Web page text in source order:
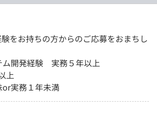
をお持ちの方からのご応募をおまちし
ム開発経験 実務５年以上
上
実務１年未満